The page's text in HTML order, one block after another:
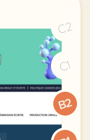
C2
C1
B2